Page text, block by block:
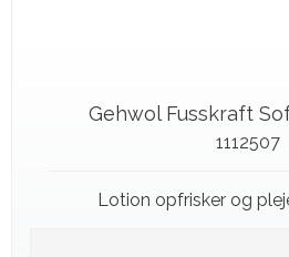
Gehwol Fusskraft
1112507
Lotion opfrisker og